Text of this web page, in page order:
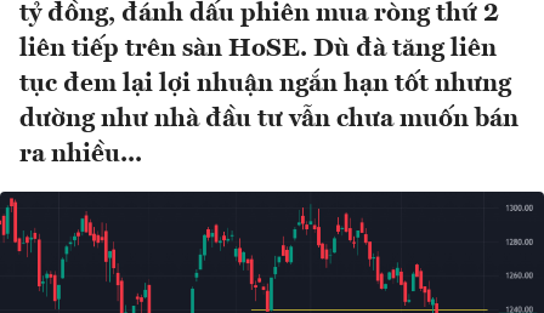
tỷ đồng, đánh dấu phiên mua ròng thứ 2
liên tiếp trên sàn HoSE. Dù đà tăng liên
tục đem lại lợi nhuận ngắn hạn tốt nhưng
dường như nhà đầu tư vẫn chưa muốn bán
ra nhiều...